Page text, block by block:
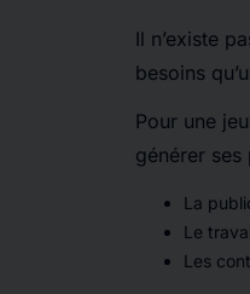
Il n’existe
besoins
Pour une
générer ses
La
Le
Les